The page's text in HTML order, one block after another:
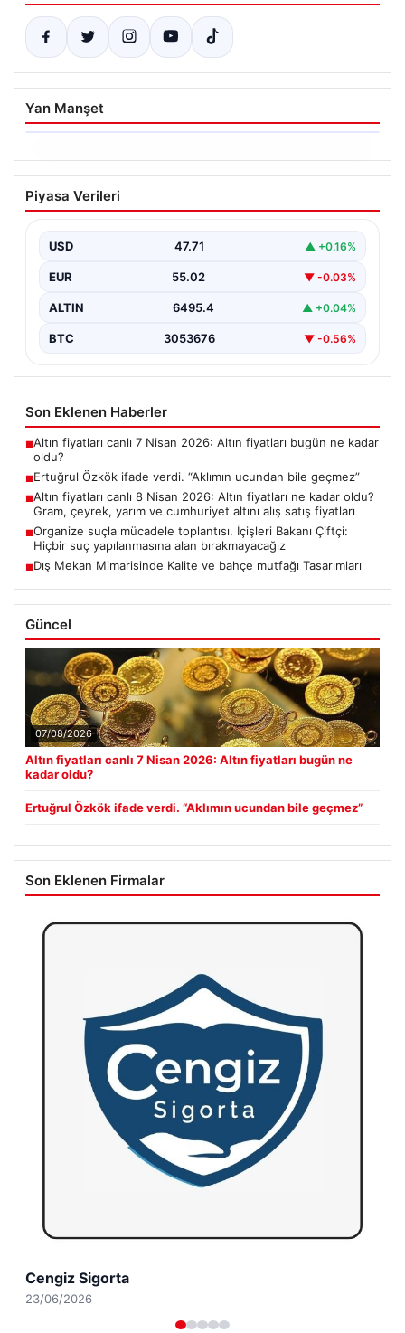
Yan Manşet
06.08.2026
Ertuğrul Özkök ifade verdi. “Aklımın
ucundan bile geçmez”
Piyasa Verileri
USD 47.71 ▲ +0.16%
EUR 55.02 ▼ -0.03%
ALTIN 6495.4 ▲ +0.04%
BTC 3053676 ▼ -0.56%
Son Eklenen Haberler
■Altın fiyatları canlı 7 Nisan 2026: Altın fiyatları bugün ne kadar
oldu?
■Ertuğrul Özkök ifade verdi. “Aklımın ucundan bile geçmez”
■Altın fiyatları canlı 8 Nisan 2026: Altın fiyatları ne kadar oldu?
Gram, çeyrek, yarım ve cumhuriyet altını alış satış fiyatları
■Organize suçla mücadele toplantısı. İçişleri Bakanı Çiftçi:
Hiçbir suç yapılanmasına alan bırakmayacağız
■Dış Mekan Mimarisinde Kalite ve bahçe mutfağı Tasarımları
Güncel
07/08/2026
Altın fiyatları canlı 7 Nisan 2026: Altın fiyatları bugün ne
kadar oldu?
Ertuğrul Özkök ifade verdi. “Aklımın ucundan bile geçmez”
Son Eklenen Firmalar
Hastaş Beton
26/05/2026